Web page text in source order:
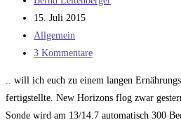
sein?
Autor:
Beitrag
veröffentlicht:
15. Juli 2015
Beitrags-
Kategorie:
Allgemein
Beitrags-
3 Kommentare
.. will ich euch zu einem langen
fertigstellte. New Horizons flog zwar
Sonde wird am 13/14.7 automatisch 300